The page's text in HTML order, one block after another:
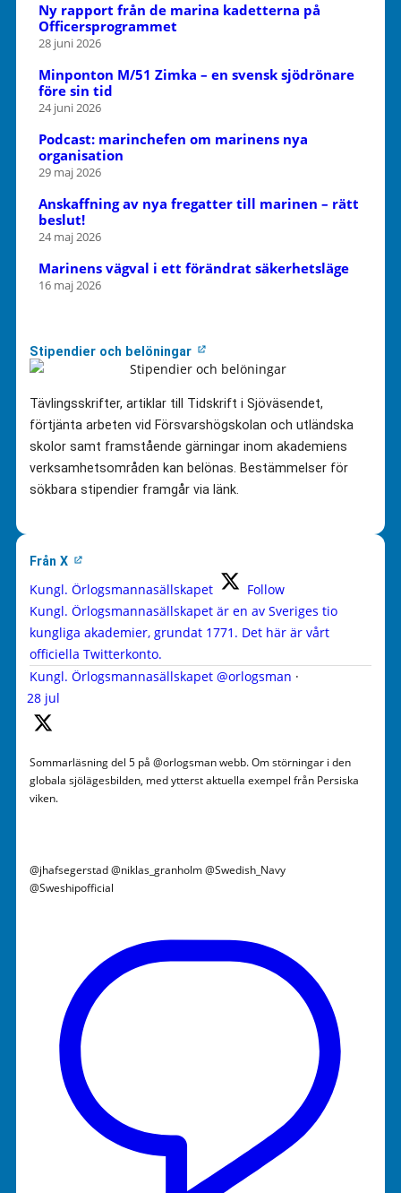
Ny rapport från de marina kadetterna på
Officersprogrammet
28 juni 2026
Minponton M/51 Zimka – en svensk sjödrönare
före sin tid
24 juni 2026
Podcast: marinchefen om marinens nya
organisation
29 maj 2026
Anskaffning av nya fregatter till marinen – rätt
beslut!
24 maj 2026
Marinens vägval i ett förändrat säkerhetsläge
16 maj 2026
Stipendier och belöningar
Tävlingsskrifter, artiklar till Tidskrift i Sjöväsendet,
förtjänta arbeten vid Försvarshögskolan och utländska
skolor samt framstående gärningar inom akademiens
verksamhetsområden kan belönas. Bestämmelser för
sökbara stipendier framgår via länk.
Från X
Kungl. Örlogsmannasällskapet
Follow
Kungl. Örlogsmannasällskapet är en av Sveriges tio
kungliga akademier, grundat 1771. Det här är vårt
officiella Twitterkonto.
Kungl. Örlogsmannasällskapet @orlogsman ·
28 jul
Sommarläsning del 5 på @orlogsman webb. Om störningar i den
globala sjölägesbilden, med ytterst aktuella exempel från Persiska
viken.
@jhafsegerstad @niklas_granholm @Swedish_Navy
@Sweshipofficial